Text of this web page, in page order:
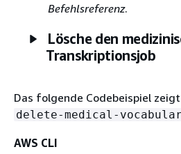
Befehlsreferenz.
Lösche den
Transkriptionsjob
Das folgende Codebeispiel
delete-medical-
AWS CLI